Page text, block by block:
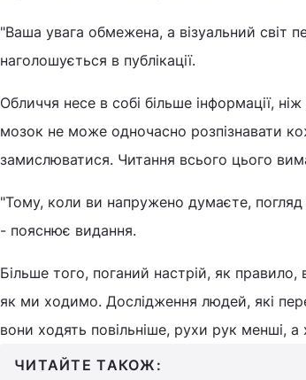
"Ваша увага обмежена, а візуальний світ
наголошується в публікації.
Обличчя несе в собі більше інформації,
мозок не може одночасно розпізнавати
замислюватися. Читання всього цього
"Тому, коли ви напружено думаєте,
- пояснює видання.
Більше того, поганий настрій, як правило,
як ми ходимо. Дослідження людей, які
вони ходять повільніше, рухи рук менші, а
ЧИТАЙТЕ ТАКОЖ: